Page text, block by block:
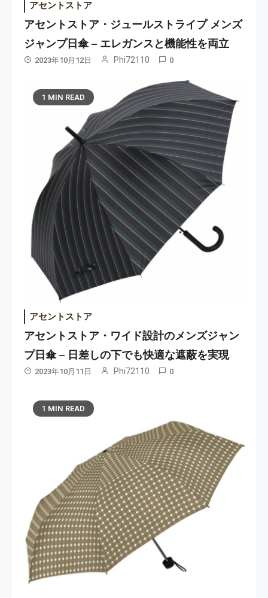
アセントストア
アセントストア・ジュールストライプ メンズ
ジャンプ日傘 – エレガンスと機能性を両立
2023年10月12日 Phi72110 0
1 MIN READ
アセントストア
アセントストア・ワイド設計のメンズジャン
プ日傘 – 日差しの下でも快適な遮蔽を実現
2023年10月11日 Phi72110 0
1 MIN READ